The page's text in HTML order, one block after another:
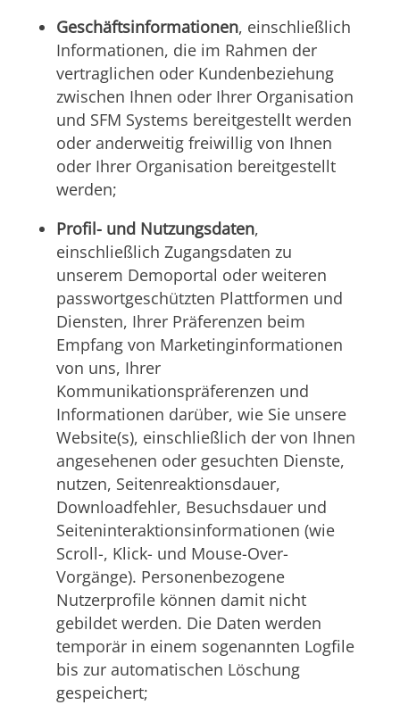
Geschäftsinformationen, einschließlich
Informationen, die im Rahmen der
vertraglichen oder Kundenbeziehung
zwischen Ihnen oder Ihrer Organisation
und SFM Systems bereitgestellt werden
oder anderweitig freiwillig von Ihnen
oder Ihrer Organisation bereitgestellt
werden;
Profil- und Nutzungsdaten,
einschließlich Zugangsdaten zu
unserem Demoportal oder weiteren
passwortgeschützten Plattformen und
Diensten, Ihrer Präferenzen beim
Empfang von Marketinginformationen
von uns, Ihrer
Kommunikationspräferenzen und
Informationen darüber, wie Sie unsere
Website(s), einschließlich der von Ihnen
angesehenen oder gesuchten Dienste,
nutzen, Seitenreaktionsdauer,
Downloadfehler, Besuchsdauer und
Seiteninteraktionsinformationen (wie
Scroll-, Klick- und Mouse-Over-
Vorgänge). Personenbezogene
Nutzerprofile können damit nicht
gebildet werden. Die Daten werden
temporär in einem sogenannten Logfile
bis zur automatischen Löschung
gespeichert;